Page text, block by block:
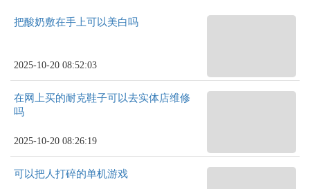
把酸奶敷在手上可以美白吗
2025-10-20 08:52:03
在网上买的耐克鞋子可以去实体店维修
吗
2025-10-20 08:26:19
可以把人打碎的单机游戏